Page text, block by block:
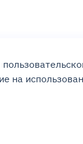
на